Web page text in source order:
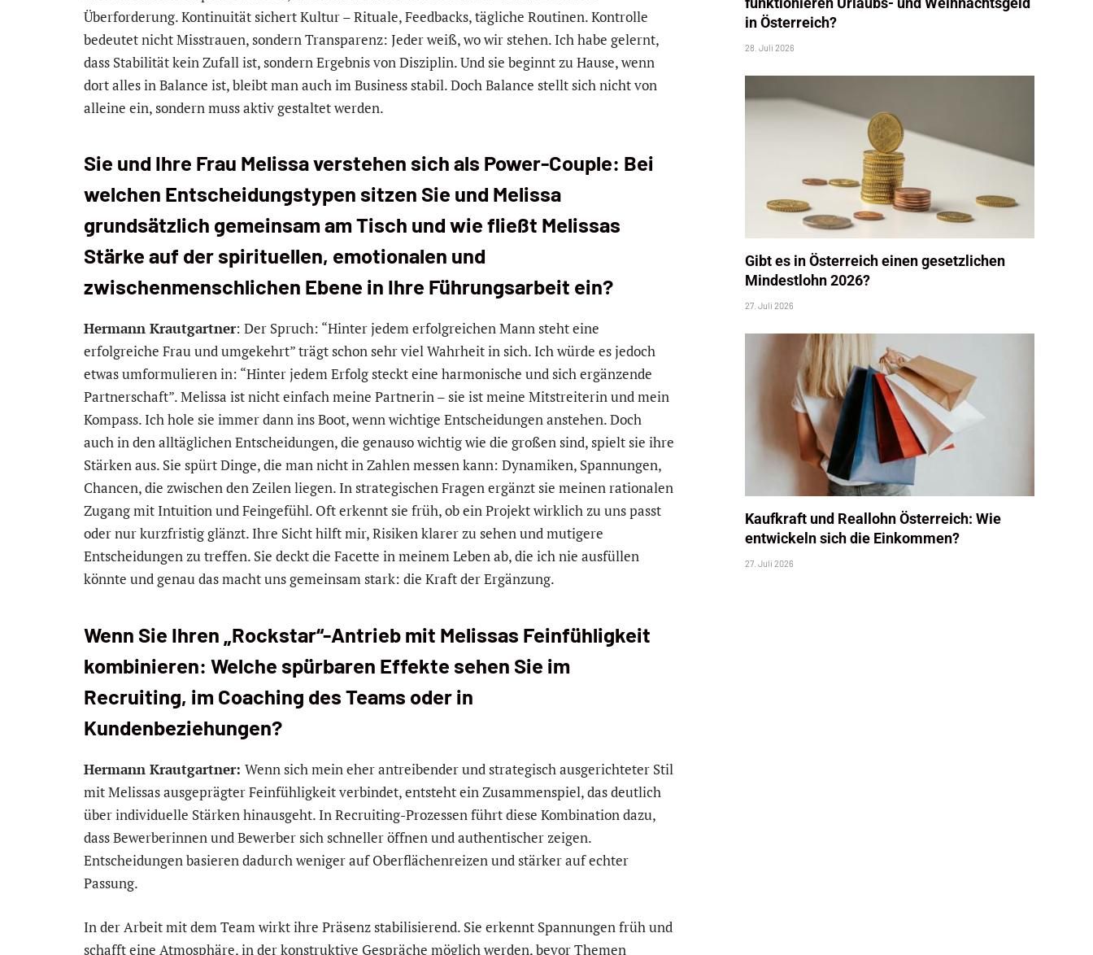
Überforderung. Kontinuität sichert Kultur – Rituale, Feedbacks, tägliche Routinen. Kontrolle
bedeutet nicht Misstrauen, sondern Transparenz: Jeder weiß, wo wir stehen. Ich habe gelernt,
dass Stabilität kein Zufall ist, sondern Ergebnis von Disziplin. Und sie beginnt zu Hause, wenn
dort alles in Balance ist, bleibt man auch im Business stabil. Doch Balance stellt sich nicht von
alleine ein, sondern muss aktiv gestaltet werden.
Sie und Ihre Frau Melissa verstehen sich als Power-Couple: Bei
welchen Entscheidungstypen sitzen Sie und Melissa
grundsätzlich gemeinsam am Tisch und wie fließt Melissas
Stärke auf der spirituellen, emotionalen und
zwischenmenschlichen Ebene in Ihre Führungsarbeit ein?
Hermann Krautgartner: Der Spruch: “Hinter jedem erfolgreichen Mann steht eine
erfolgreiche Frau und umgekehrt” trägt schon sehr viel Wahrheit in sich. Ich würde es jedoch
etwas umformulieren in: “Hinter jedem Erfolg steckt eine harmonische und sich ergänzende
Partnerschaft”. Melissa ist nicht einfach meine Partnerin – sie ist meine Mitstreiterin und mein
Kompass. Ich hole sie immer dann ins Boot, wenn wichtige Entscheidungen anstehen. Doch
auch in den alltäglichen Entscheidungen, die genauso wichtig wie die großen sind, spielt sie ihre
Stärken aus. Sie spürt Dinge, die man nicht in Zahlen messen kann: Dynamiken, Spannungen,
Chancen, die zwischen den Zeilen liegen. In strategischen Fragen ergänzt sie meinen rationalen
Zugang mit Intuition und Feingefühl. Oft erkennt sie früh, ob ein Projekt wirklich zu uns passt
oder nur kurzfristig glänzt. Ihre Sicht hilft mir, Risiken klarer zu sehen und mutigere
Entscheidungen zu treffen. Sie deckt die Facette in meinem Leben ab, die ich nie ausfüllen
könnte und genau das macht uns gemeinsam stark: die Kraft der Ergänzung.
Wenn Sie Ihren „Rockstar“-Antrieb mit Melissas Feinfühligkeit
kombinieren: Welche spürbaren Effekte sehen Sie im
Recruiting, im Coaching des Teams oder in
Kundenbeziehungen?
Hermann Krautgartner: Wenn sich mein eher antreibender und strategisch ausgerichteter Stil
mit Melissas ausgeprägter Feinfühligkeit verbindet, entsteht ein Zusammenspiel, das deutlich
über individuelle Stärken hinausgeht. In Recruiting-Prozessen führt diese Kombination dazu,
dass Bewerberinnen und Bewerber sich schneller öffnen und authentischer zeigen.
Entscheidungen basieren dadurch weniger auf Oberflächenreizen und stärker auf echter
Passung.
In der Arbeit mit dem Team wirkt ihre Präsenz stabilisierend. Sie erkennt Spannungen früh und
schafft eine Atmosphäre, in der konstruktive Gespräche möglich werden, bevor Themen
in Österreich?
28. Juli 2026
Gibt es in Österreich einen gesetzlichen
Mindestlohn 2026?
27. Juli 2026
Kaufkraft und Reallohn Österreich: Wie
entwickeln sich die Einkommen?
27. Juli 2026